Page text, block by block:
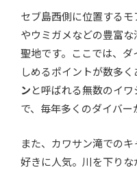
セブ島西側に位置するモ
やウミガメなどの豊富
聖地です。ここでは、
しめるポイントが数多く
ンと呼ばれる無数のイ
で、毎年多くのダイバー
また、カワサン滝での
好きに人気。川を下り